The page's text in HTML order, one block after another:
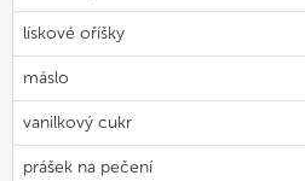
lískové oříšky
máslo
vanilkový cukr
prášek na pečení